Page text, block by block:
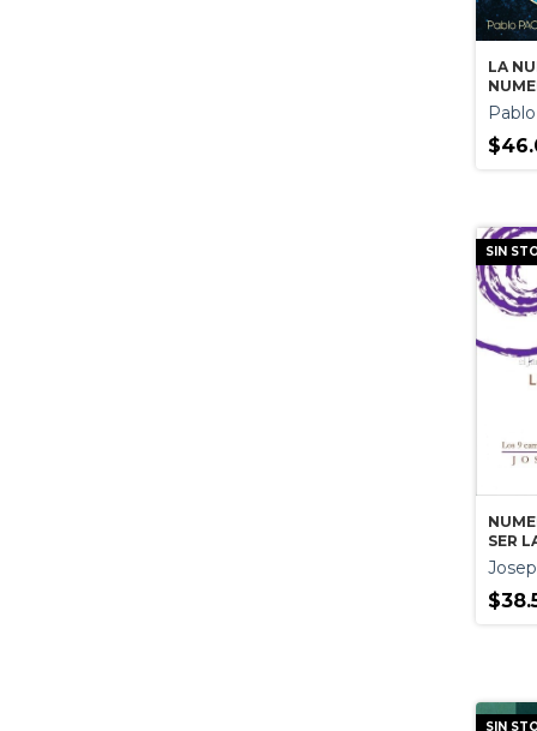
LA
SIN
SER
SIN